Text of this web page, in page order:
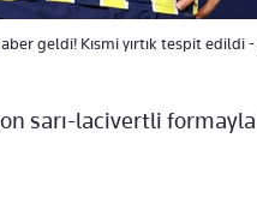
geldi! Kısmi yırtık tespit edildi
sarı-lacivertli